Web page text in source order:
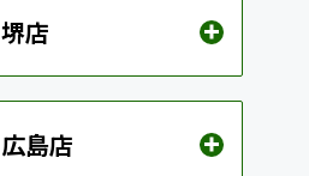
堺店
広島店